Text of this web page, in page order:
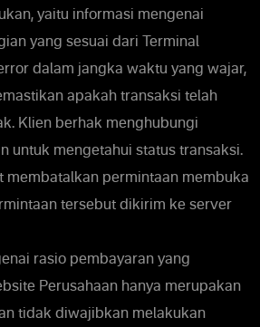
yaitu informasi mengenai
yang sesuai dari Terminal
dalam jangka waktu yang wajar,
apakah transaksi telah
Klien berhak menghubungi
untuk mengetahui status transaksi.
membatalkan permintaan membuka
tersebut dikirim ke server
rasio pembayaran yang
Perusahaan hanya merupakan
tidak diwajibkan melakukan